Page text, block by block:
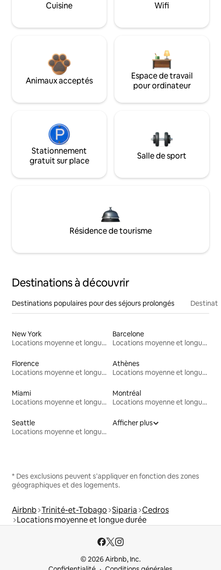
Cuisine Wifi
Animaux acceptés
Espace de travail
pour ordinateur
Stationnement
gratuit sur place
Salle de sport
Résidence de tourisme
Destinations à découvrir
Destinations populaires pour des séjours prolongés
New York
Locations moyenne et longue durée
Barcelone
Locations moyenne et longue durée
Florence
Locations moyenne et longue durée
Athènes
Locations moyenne et longue durée
Miami
Locations moyenne et longue durée
Montréal
Locations moyenne et longue durée
Seattle
Locations moyenne et longue durée
Afficher plus
* Des exclusions peuvent s'appliquer en fonction des zones
géographiques et des logements.
Airbnb Trinité-et-Tobago Siparia Cedros
Locations moyenne et longue durée
© 2026 Airbnb, Inc.